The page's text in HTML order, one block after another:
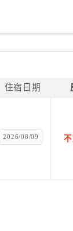
住宿日期
2026/08/09